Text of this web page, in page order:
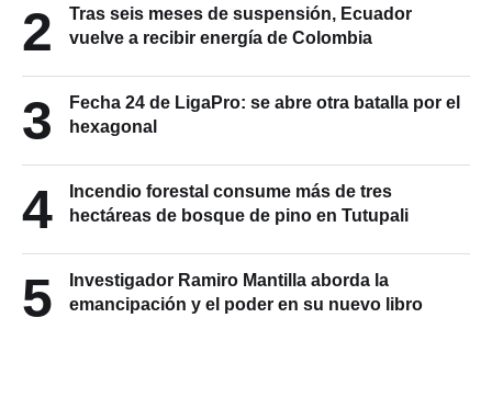
2
Tras seis meses de suspensión, Ecuador
vuelve a recibir energía de Colombia
3
Fecha 24 de LigaPro: se abre otra batalla por el
hexagonal
4
Incendio forestal consume más de tres
hectáreas de bosque de pino en Tutupali
5
Investigador Ramiro Mantilla aborda la
emancipación y el poder en su nuevo libro